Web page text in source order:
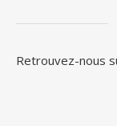
Retrouvez-nous